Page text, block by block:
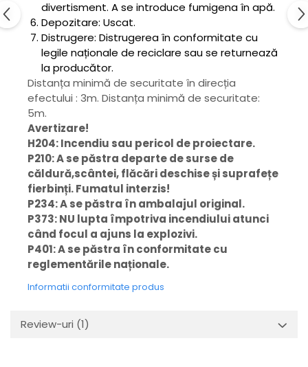
divertisment. A se introduce fumigena în apă.
Depozitare: Uscat.
Distrugere: Distrugerea în conformitate cu
legile naționale de reciclare sau se returnează
la producător.
Distanța minimă de securitate în direcția
efectului : 3m. Distanța minimă de securitate:
5m.
Avertizare!
H204: Incendiu sau pericol de proiectare.
P210: A se păstra departe de surse de
căldură,scântei, flăcări deschise și suprafețe
fierbinți. Fumatul interzis!
P234: A se păstra în ambalajul original.
P373: NU lupta împotriva incendiului atunci
când focul a ajuns la explozivi.
P401: A se păstra în conformitate cu
reglementările naționale.
Informatii conformitate produs
Review-uri (1)